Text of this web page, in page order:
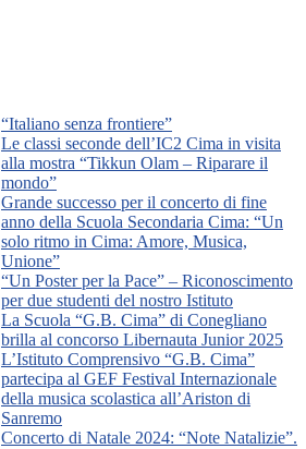
“Italiano senza frontiere”
Le classi seconde dell’IC2 Cima in visita
alla mostra “Tikkun Olam – Riparare il
mondo”
Grande successo per il concerto di fine
anno della Scuola Secondaria Cima: “Un
solo ritmo in Cima: Amore, Musica,
Unione”
“Un Poster per la Pace” – Riconoscimento
per due studenti del nostro Istituto
La Scuola “G.B. Cima” di Conegliano
brilla al concorso Libernauta Junior 2025
L’Istituto Comprensivo “G.B. Cima”
partecipa al GEF Festival Internazionale
della musica scolastica all’Ariston di
Sanremo
Concerto di Natale 2024: “Note Natalizie”.